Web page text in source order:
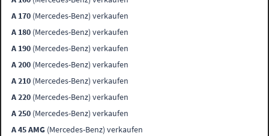
A 170 (Mercedes-Benz) verkaufen
A 180 (Mercedes-Benz) verkaufen
A 190 (Mercedes-Benz) verkaufen
A 200 (Mercedes-Benz) verkaufen
A 210 (Mercedes-Benz) verkaufen
A 220 (Mercedes-Benz) verkaufen
A 250 (Mercedes-Benz) verkaufen
A 45 AMG (Mercedes-Benz) verkaufen